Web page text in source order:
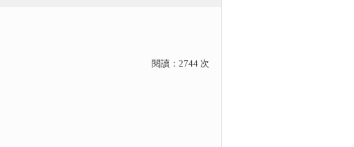
閱讀： 2744次